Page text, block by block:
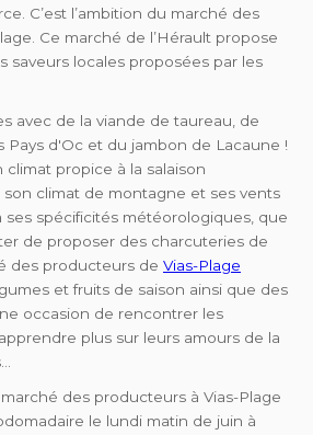
C’est l’ambition du marché des
Ce marché de l’Hérault propose
saveurs locales proposées par les
avec de la viande de taureau, de
Pays d'Oc et du jambon de Lacaune !
climat propice à la salaison
climat de montagne et ses vents
ses spécificités météorologiques, que
de proposer des charcuteries de
des producteurs de Vias-Plage
et fruits de saison ainsi que des
occasion de rencontrer les
plus sur leurs amours de la
marché des producteurs à Vias-Plage
le lundi matin de juin à